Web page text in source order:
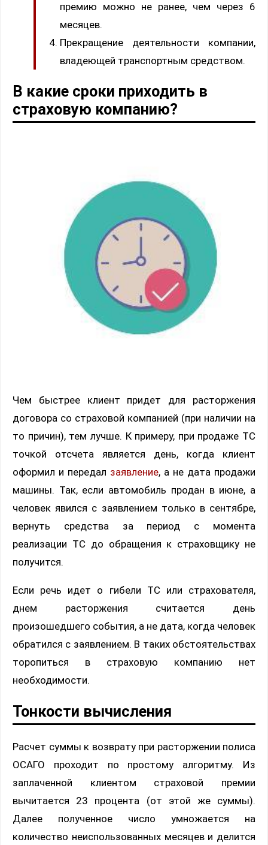
премию можно не ранее, чем через 6
месяцев.
Прекращение деятельности компании,
владеющей транспортным средством.
В какие сроки приходить в
страховую компанию?
Чем быстрее клиент придет для расторжения
договора со страховой компанией (при наличии на
то причин), тем лучше. К примеру, при продаже ТС
точкой отсчета является день, когда клиент
оформил и передал заявление, а не дата продажи
машины. Так, если автомобиль продан в июне, а
человек явился с заявлением только в сентябре,
вернуть средства за период с момента
реализации ТС до обращения к страховщику не
получится.
Если речь идет о гибели ТС или страхователя,
днем расторжения считается день
произошедшего события, а не дата, когда человек
обратился с заявлением. В таких обстоятельствах
торопиться в страховую компанию нет
необходимости.
Тонкости вычисления
Расчет суммы к возврату при расторжении полиса
ОСАГО проходит по простому алгоритму. Из
заплаченной клиентом страховой премии
вычитается 23 процента (от этой же суммы).
Далее полученное число умножается на
количество неиспользованных месяцев и делится